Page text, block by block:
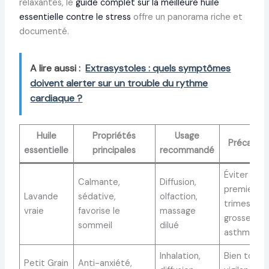
relaxantes, le guide complet sur la meilleure huile
essentielle contre le stress offre un panorama riche et
documenté.
A lire aussi : Extrasystoles : quels symptômes
doivent alerter sur un trouble du rythme
cardiaque ?
Huile
essentielle
Propriétés
principales
Usage
recommandé
Lavande
vraie
Calmante,
sédative,
favorise le
sommeil
Diffusion,
olfaction,
massage
dilué
Éviter
premier
trimestre
grossesse,
Petit Grain Anti-anxiété,
Inhalation,
Bien